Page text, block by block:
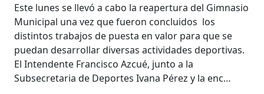
Este lunes se llevó a cabo la reapertura del Gimnasio
Municipal una vez que fueron concluidos los
distintos trabajos de puesta en valor para que se
puedan desarrollar diversas actividades deportivas.
El Intendente Francisco Azcué, junto a la
Subsecretaria de Deportes Ivana Pérez y la enc…